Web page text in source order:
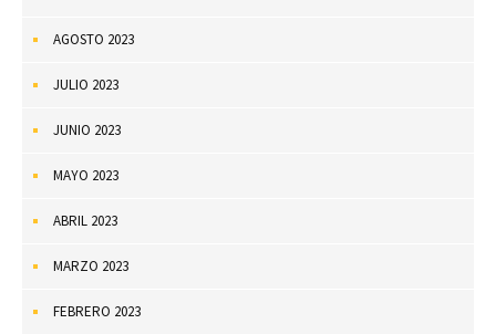
AGOSTO 2023
JULIO 2023
JUNIO 2023
MAYO 2023
ABRIL 2023
MARZO 2023
FEBRERO 2023